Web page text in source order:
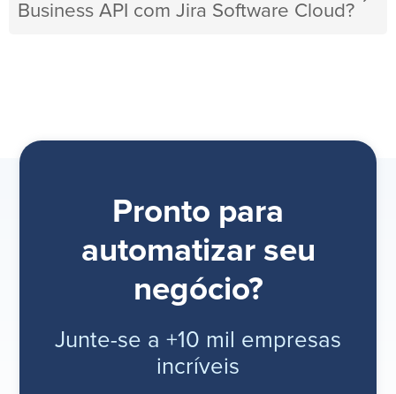
Business API com Jira Software Cloud?
Pronto para
automatizar seu
negócio?
Junte-se a +10 mil empresas
incríveis